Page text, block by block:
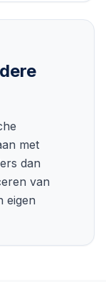
met
dan
van
eigen